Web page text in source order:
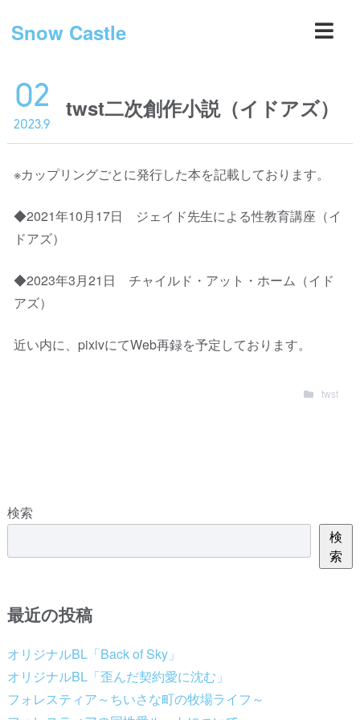
Snow Castle
02
2023.9
twst二次創作小説（イドアズ）
※カップリングごとに発行した本を記載しております。
◆2021年10月17日 ジェイド先生による性教育講座（イ
ドアズ）
◆2023年3月21日 チャイルド・アット・ホーム（イド
アズ）
近い内に、pixivにてWeb再録を予定しております。
twst
検索
検
索
最近の投稿
オリジナルBL「Back of Sky」
オリジナルBL「歪んだ契約愛に沈む」
フォレスティア～ちいさな町の牧場ライフ～